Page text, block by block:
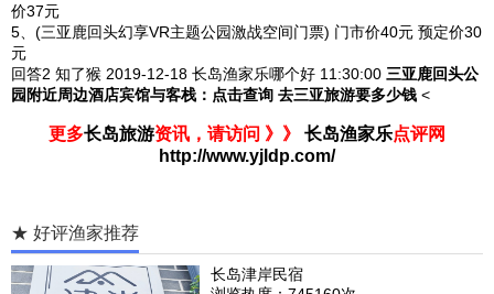
价37元
5、(三亚鹿回头幻享VR主题公园激战空间门票) 门市价40元 预定价30
元
回答2 知了猴 2019-12-18 长岛渔家乐哪个好 11:30:00 三亚鹿回头公
园附近周边酒店宾馆与客栈： 点击查询 去三亚旅游要多少钱 <
更多长岛旅游资讯，请访问 》》 长岛渔家乐点评网
http://www.yjldp.com/
★ 好评渔家推荐
长岛津岸民宿